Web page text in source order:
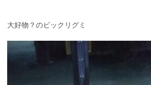
大好物？のビックリグミ